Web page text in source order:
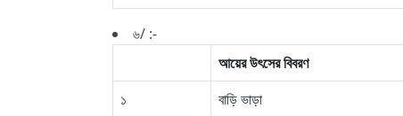
৬/ :-
আয়ের উৎসের বিবরণ
১
বাড়ি ভাড়া